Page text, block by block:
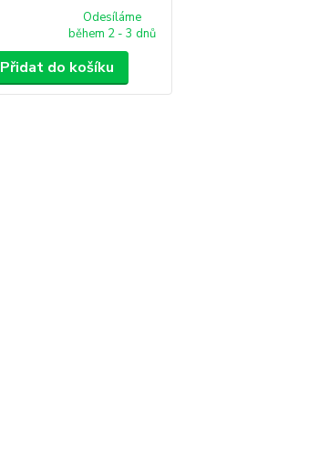
Odesíláme
během 2 - 3 dnů
Přidat do košíku